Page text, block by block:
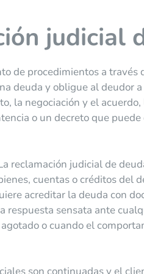
judicial
de procedimientos a través
deuda y obligue al deudor
la negociación y el
o un decreto que
reclamación judicial de
cuentas o créditos del
acreditar la deuda con
respuesta sensata ante
o cuando el